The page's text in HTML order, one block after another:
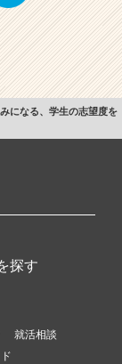
になる、学生の志望度を
探す
就活相談